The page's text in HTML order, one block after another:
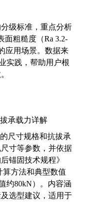
级标准，重点分析
面粗糙度（Ra 3.2-
应用场景。数据来
实践，帮助用户根
承载力详解
尺寸规格和抗拔承
寸等参数，并依据
锚固技术规程》
算方法和典型数值
约80kN）。内容涵
选型建议，适用于